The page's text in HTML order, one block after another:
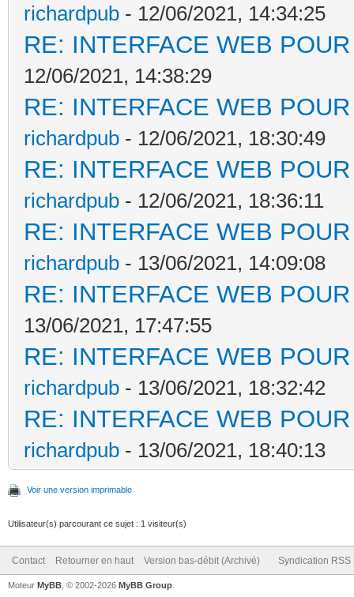
richardpub - 12/06/2021, 14:34:25
RE: INTERFACE WEB
12/06/2021, 14:38:29
RE: INTERFACE WEB
richardpub - 12/06/2021, 18:30:49
RE: INTERFACE WEB
richardpub - 12/06/2021, 18:36:11
RE: INTERFACE WEB
richardpub - 13/06/2021, 14:09:08
RE: INTERFACE WEB
13/06/2021, 17:47:55
RE: INTERFACE WEB
richardpub - 13/06/2021, 18:32:42
RE: INTERFACE WEB
richardpub - 13/06/2021, 18:40:13
Voir une version imprimable
Utilisateur(s) parcourant ce sujet : 1 visiteur(s)
Contact Retourner en haut Version bas-débit (Archivé) Syndication RSS
Moteur MyBB , © 2002-2026 MyBB Group